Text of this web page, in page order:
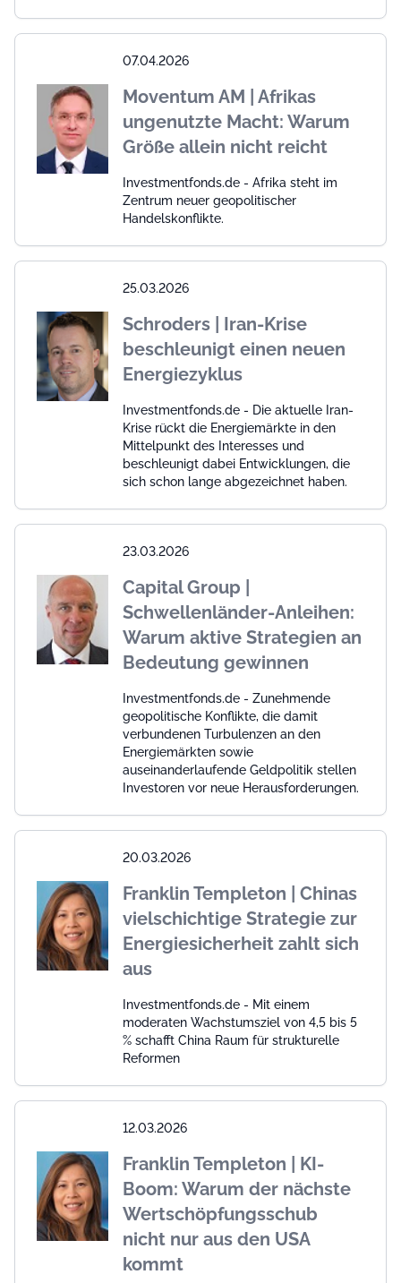
07.04.2026
Moventum AM | Afrikas
ungenutzte Macht: Warum
Größe allein nicht reicht
Investmentfonds.de - Afrika steht im
Zentrum neuer geopolitischer
Handelskonflikte.
25.03.2026
Schroders | Iran-Krise
beschleunigt einen neuen
Energiezyklus
Investmentfonds.de - Die aktuelle Iran-
Krise rückt die Energiemärkte in den
Mittelpunkt des Interesses und
beschleunigt dabei Entwicklungen, die
sich schon lange abgezeichnet haben.
23.03.2026
Capital Group |
Schwellenländer-Anleihen:
Warum aktive Strategien an
Bedeutung gewinnen
Investmentfonds.de - Zunehmende
geopolitische Konflikte, die damit
verbundenen Turbulenzen an den
Energiemärkten sowie
auseinanderlaufende Geldpolitik stellen
Investoren vor neue Herausforderungen.
20.03.2026
Franklin Templeton | Chinas
vielschichtige Strategie zur
Energiesicherheit zahlt sich
aus
Investmentfonds.de - Mit einem
moderaten Wachstumsziel von 4,5 bis 5
% schafft China Raum für strukturelle
Reformen
12.03.2026
Franklin Templeton | KI-
Boom: Warum der nächste
Wertschöpfungsschub
nicht nur aus den USA
kommt